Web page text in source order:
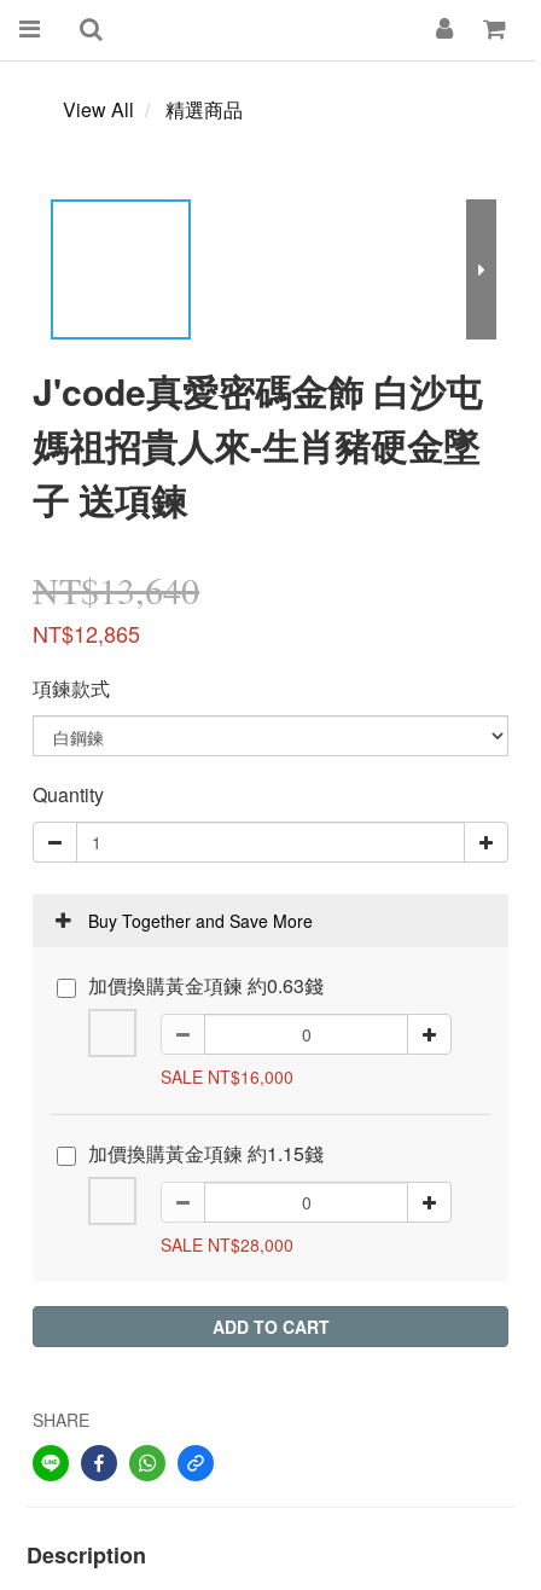
View All 精選商品
J'code真愛密碼金飾 白沙屯
媽祖招貴人來-生肖豬硬金墜
子 送項鍊
NT$13,640
NT$12,865
項鍊款式
Quantity
Buy Together and Save More
加價換購黃金項鍊 約0.63錢
SALE NT$16,000
加價換購黃金項鍊 約1.15錢
SALE NT$28,000
ADD TO CART
SHARE
Description